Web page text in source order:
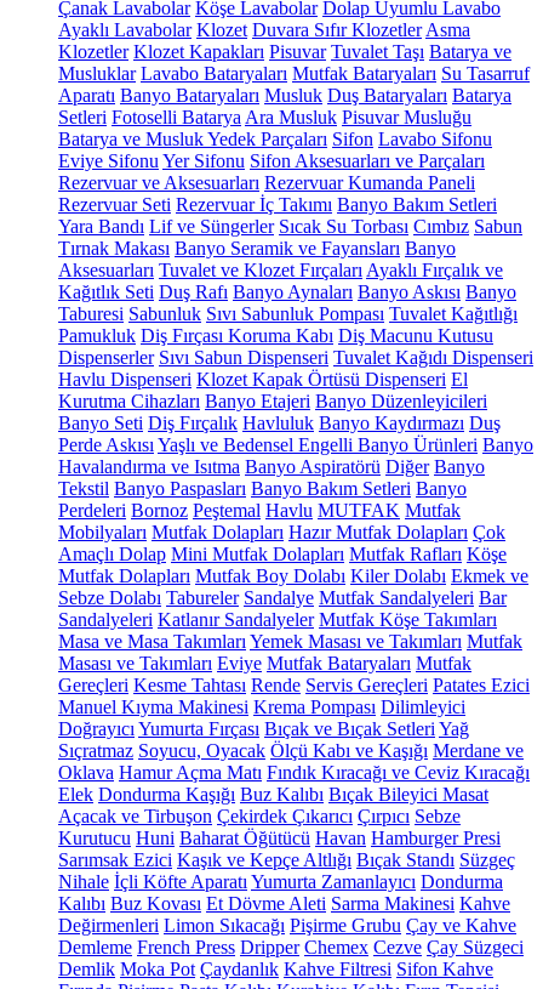
Çanak Lavabolar Köşe Lavabolar Dolap Uyumlu Lavabo
Ayaklı Lavabolar Klozet Duvara Sıfır Klozetler Asma
Klozetler Klozet Kapakları Pisuvar Tuvalet Taşı Batarya ve
Musluklar Lavabo Bataryaları Mutfak Bataryaları Su Tasarruf
Aparatı Banyo Bataryaları Musluk Duş Bataryaları Batarya
Setleri Fotoselli Batarya Ara Musluk Pisuvar Musluğu
Batarya ve Musluk Yedek Parçaları Sifon Lavabo Sifonu
Eviye Sifonu Yer Sifonu Sifon Aksesuarları ve Parçaları
Rezervuar ve Aksesuarları Rezervuar Kumanda Paneli
Rezervuar Seti Rezervuar İç Takımı Banyo Bakım Setleri
Yara Bandı Lif ve Süngerler Sıcak Su Torbası Cımbız Sabun
Tırnak Makası Banyo Seramik ve Fayansları Banyo
Aksesuarları Tuvalet ve Klozet Fırçaları Ayaklı Fırçalık ve
Kağıtlık Seti Duş Rafı Banyo Aynaları Banyo Askısı Banyo
Taburesi Sabunluk Sıvı Sabunluk Pompası Tuvalet Kağıtlığı
Pamukluk Diş Fırçası Koruma Kabı Diş Macunu Kutusu
Dispenserler Sıvı Sabun Dispenseri Tuvalet Kağıdı Dispenseri
Havlu Dispenseri Klozet Kapak Örtüsü Dispenseri El
Kurutma Cihazları Banyo Etajeri Banyo Düzenleyicileri
Banyo Seti Diş Fırçalık Havluluk Banyo Kaydırmazı Duş
Perde Askısı Yaşlı ve Bedensel Engelli Banyo Ürünleri Banyo
Havalandırma ve Isıtma Banyo Aspiratörü Diğer Banyo
Tekstil Banyo Paspasları Banyo Bakım Setleri Banyo
Perdeleri Bornoz Peştemal Havlu MUTFAK Mutfak
Mobilyaları Mutfak Dolapları Hazır Mutfak Dolapları Çok
Amaçlı Dolap Mini Mutfak Dolapları Mutfak Rafları Köşe
Mutfak Dolapları Mutfak Boy Dolabı Kiler Dolabı Ekmek ve
Sebze Dolabı Tabureler Sandalye Mutfak Sandalyeleri Bar
Sandalyeleri Katlanır Sandalyeler Mutfak Köşe Takımları
Masa ve Masa Takımları Yemek Masası ve Takımları Mutfak
Masası ve Takımları Eviye Mutfak Bataryaları Mutfak
Gereçleri Kesme Tahtası Rende Servis Gereçleri Patates Ezici
Manuel Kıyma Makinesi Krema Pompası Dilimleyici
Doğrayıcı Yumurta Fırçası Bıçak ve Bıçak Setleri Yağ
Sıçratmaz Soyucu, Oyacak Ölçü Kabı ve Kaşığı Merdane ve
Oklava Hamur Açma Matı Fındık Kıracağı ve Ceviz Kıracağı
Elek Dondurma Kaşığı Buz Kalıbı Bıçak Bileyici Masat
Açacak ve Tirbuşon Çekirdek Çıkarıcı Çırpıcı Sebze
Kurutucu Huni Baharat Öğütücü Havan Hamburger Presi
Sarımsak Ezici Kaşık ve Kepçe Altlığı Bıçak Standı Süzgeç
Nihale İçli Köfte Aparatı Yumurta Zamanlayıcı Dondurma
Kalıbı Buz Kovası Et Dövme Aleti Sarma Makinesi Kahve
Değirmenleri Limon Sıkacağı Pişirme Grubu Çay ve Kahve
Demleme French Press Dripper Chemex Cezve Çay Süzgeci
Demlik Moka Pot Çaydanlık Kahve Filtresi Sifon Kahve